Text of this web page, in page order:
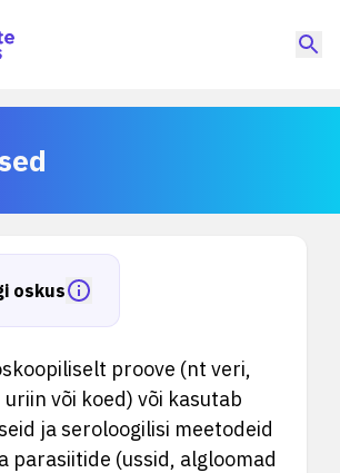
oskus
proove (nt veri,
või koed) või kasutab
ja seroloogilisi meetodeid
parasiitide (ussid, algloomad